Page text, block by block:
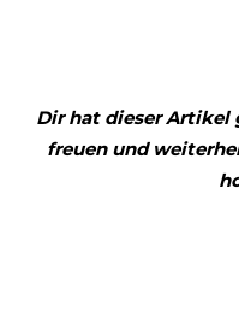
Dir hat dieser Artikel
freuen und